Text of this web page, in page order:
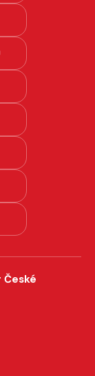
České